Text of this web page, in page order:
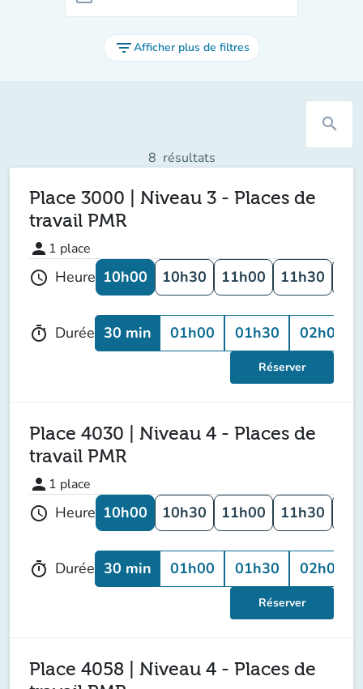
filter_listAfficher plus de filtres
search
8 résultats
Place 3000 | Niveau 3 - Places de
travail PMR
person 1 place
schedule Heure 10h00 10h30 11h00 11h30
timer Durée 30 min 01h00 01h30 02h00
Réserver
Place 4030 | Niveau 4 - Places de
travail PMR
person 1 place
schedule Heure 10h00 10h30 11h00 11h30
timer Durée 30 min 01h00 01h30 02h00
Réserver
Place 4058 | Niveau 4 - Places de